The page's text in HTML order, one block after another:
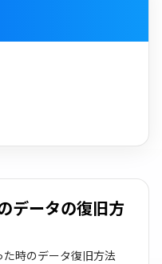
データの復旧方
時のデータ復旧方法